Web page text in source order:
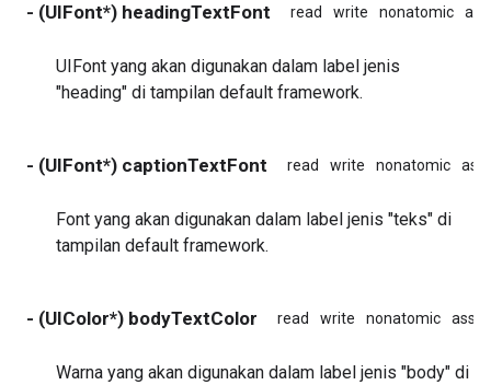
- (UIFont*) headingTextFont read write nonatomic
UIFont yang akan digunakan dalam label jenis
"heading" di tampilan default framework.
- (UIFont*) captionTextFont read write nonatomic
Font yang akan digunakan dalam label jenis "teks" di
tampilan default framework.
- (UIColor*) bodyTextColor read write nonatomic
Warna yang akan digunakan dalam label jenis "body" di